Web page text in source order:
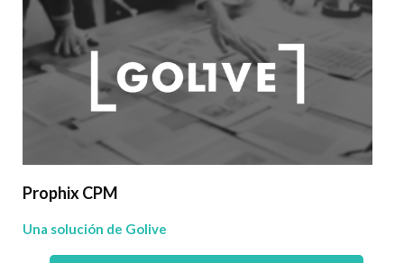
Prophix CPM
Una solución de Golive